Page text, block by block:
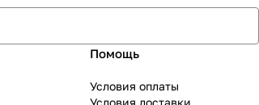
Помощь
Условия оплаты